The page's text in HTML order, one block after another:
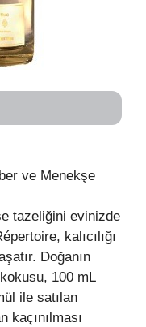
ve Menekşe
tazeliğini evinizde
kalıcılığı
Doğanın
100 mL
ile satılan
kaçınılması